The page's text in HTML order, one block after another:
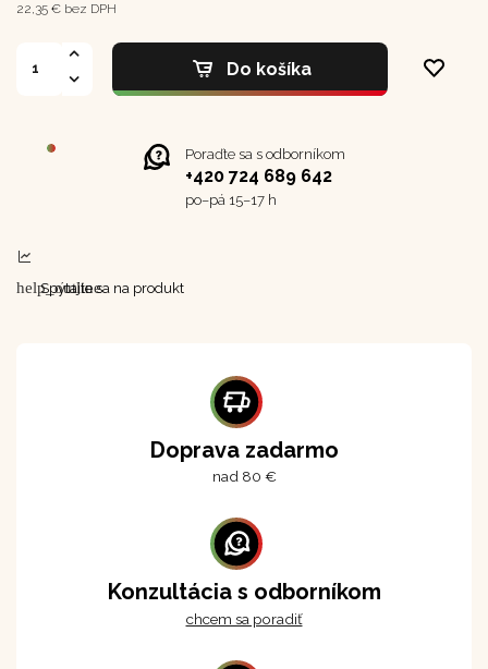
22,35 € bez DPH
Do košíka
Poraďte sa s odborníkom
+420 724 689 642
po–⁠⁠⁠⁠⁠⁠pá 15–17 h
help_outline
Spýtajte sa na produkt
Doprava zadarmo
nad 80 €
Konzultácia s odborníkom
chcem sa poradiť